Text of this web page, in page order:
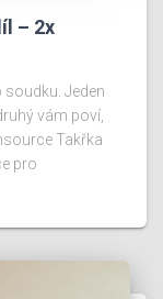
– 2x
soudku. Jeden
vám poví,
Takřka
pro